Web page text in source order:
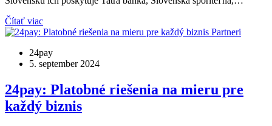
Čítať viac
Partneri
24pay
5. september 2024
24pay: Platobné riešenia na mieru pre
každý biznis